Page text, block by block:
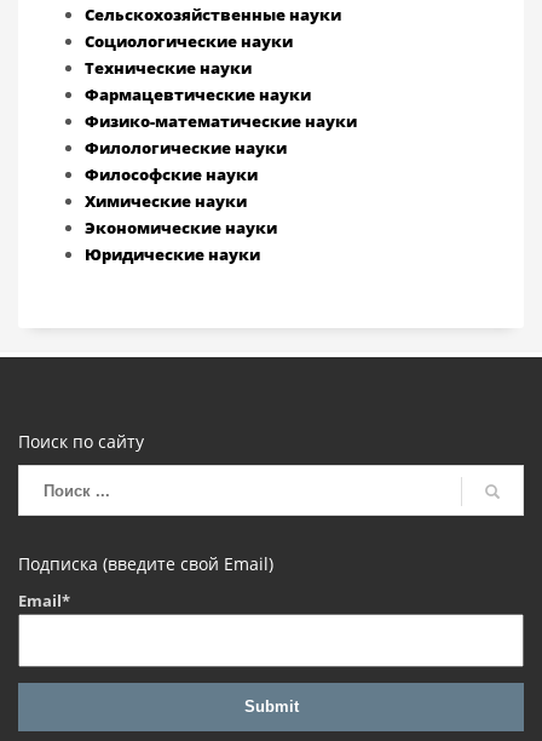
Сельскохозяйственные науки
Социологические науки
Технические науки
Фармацевтические науки
Физико-математические науки
Филологические науки
Философские науки
Химические науки
Экономические науки
Юридические науки
Поиск по сайту
Подписка (введите свой Email)
Email*